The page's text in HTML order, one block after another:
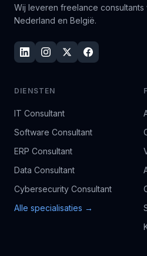
Wij leveren freelance consultants
Nederland en België.
DIENSTEN
IT Consultant
Software Consultant
ERP Consultant
Data Consultant
Cybersecurity Consultant
Alle specialisaties →